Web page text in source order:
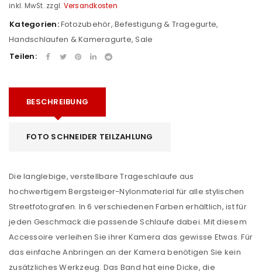
inkl. MwSt. zzgl. Versandkosten
Kategorien:Fotozubehör, Befestigung & Tragegurte,
Handschlaufen & Kameragurte,Sale
Teilen:
BESCHREIBUNG
FOTO SCHNEIDER TEILZAHLUNG
Die langlebige, verstellbare Trageschlaufe aus
hochwertigem Bergsteiger-Nylonmaterial für alle stylischen
Streetfotografen. In 6 verschiedenen Farben erhältlich, ist für
jeden Geschmack die passende Schlaufe dabei. Mit diesem
Accessoire verleihen Sie ihrer Kamera das gewisse Etwas. Für
das einfache Anbringen an der Kamera benötigen Sie kein
zusätzliches Werkzeug. Das Band hat eine Dicke, die